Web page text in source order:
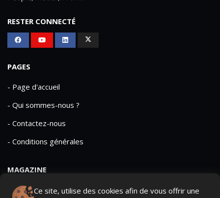
Ce site, utilise des cookies afin de vous offrir une
RESTER CONNECTÉ
PAGES
- Page d'accueil
- Qui sommes-nous ?
- Contactez-nous
- Conditions générales
MAGAZINE
- Anciens numeros